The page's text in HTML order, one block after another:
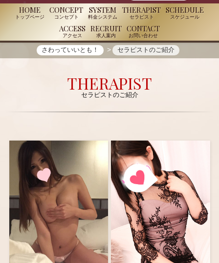
HOME
トップページ
CONCEPT
コンセプト
SYSTEM
料金システム
THERAPIST
セラピスト
SCHEDULE
スケジュール
ACCESS
アクセス
RECRUIT
求人案内
CONTACT
お問い合わせ
さわっていいとも！ セラピストのご紹介
THERAPIST
セラピストのご紹介